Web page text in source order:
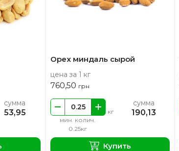
сумма
53,95
Орех миндаль сырой
цена за 1 кг
760,50 грн
мин. колич.
0.25кг
кг
сумма
190,13
Купить